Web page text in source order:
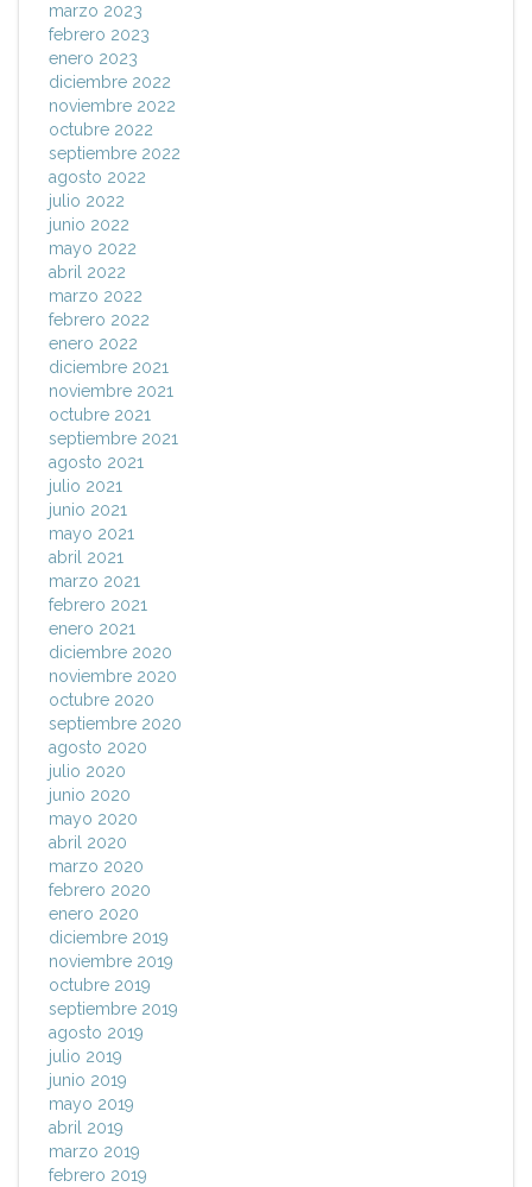
marzo 2023
febrero 2023
enero 2023
diciembre 2022
noviembre 2022
octubre 2022
septiembre 2022
agosto 2022
julio 2022
junio 2022
mayo 2022
abril 2022
marzo 2022
febrero 2022
enero 2022
diciembre 2021
noviembre 2021
octubre 2021
septiembre 2021
agosto 2021
julio 2021
junio 2021
mayo 2021
abril 2021
marzo 2021
febrero 2021
enero 2021
diciembre 2020
noviembre 2020
octubre 2020
septiembre 2020
agosto 2020
julio 2020
junio 2020
mayo 2020
abril 2020
marzo 2020
febrero 2020
enero 2020
diciembre 2019
noviembre 2019
octubre 2019
septiembre 2019
agosto 2019
julio 2019
junio 2019
mayo 2019
abril 2019
marzo 2019
febrero 2019